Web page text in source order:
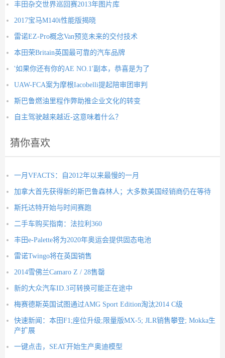
丰田杂交世界巡回赛2013年图片库
2017宝马M140i性能版揭晓
雷诺EZ-Pro概念Van预览未来的交付技术
本田荣Britain英国最可靠的汽车品牌
'如果你还有你的AE NO.1'副本，恭喜是为了
UAW-FCA案为摩根Iacobelli提起陪审团审判
斯巴鲁燃油里程作弊助推企业文化的转变
自主驾驶越来越近-这意味着什么？
猜你喜欢
一月VFACTS：自2012年以来最慢的一月
加拿大首先获得新的斯巴鲁森林人；大多数美国经销商仍在等待
斯托达特开始与时间赛跑
二手车购买指南：法拉利360
丰田e-Palette将为2020年奥运会提供固态电池
雷诺Twingo将在英国销售
2014雪佛兰Camaro Z / 28售罄
新的大众汽车ID.3可转换可能正在途中
梅赛德斯英国试图通过AMG Sport Edition淘汰2014 C级
快速新闻：本田F1;座位升级;限量版MX-5; JLR销售攀登; Mokka生
产扩展
一键点击，SEAT开始生产奥迪模型